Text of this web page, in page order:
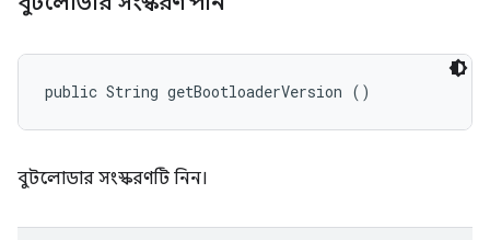
public String getBootloaderVersion ()
বুটলোডার সংস্করণটি নিন।